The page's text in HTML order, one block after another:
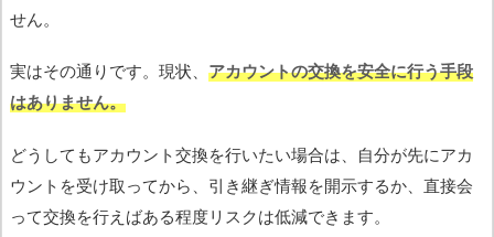
せん。
実はその通りです。現状、 アカウントの交換を安全に行う手段
はありません。
どうしてもアカウント交換を行いたい場合は、自分が先にアカ
ウントを受け取ってから、引き継ぎ情報を開示するか、直接会
って交換を行えばある程度リスクは低減できます。